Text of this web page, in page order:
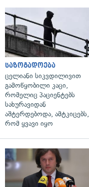
საზოგადოება
ცელიანი სიკვდილივით
გამოწყობილი კაცი,
რომელიც პაციენტებს
სახურავიდან
აშტერდებოდა, ამტკიცებს,
რომ ყვავი იყო